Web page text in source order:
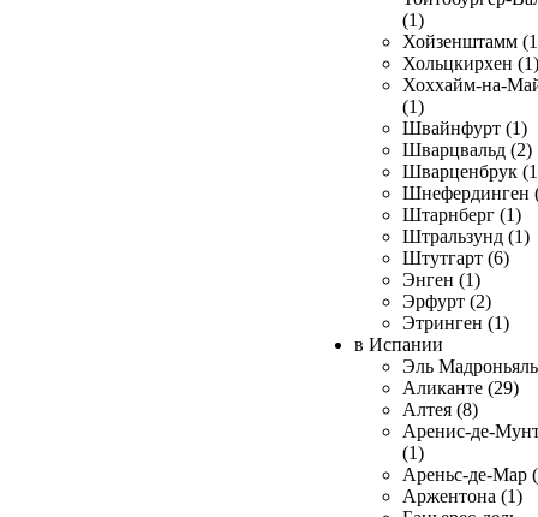
(1)
Хойзенштамм
Хольцкирхен (1)
Хоххайм-на-
(1)
Швайнфурт (1)
Шварцвальд (2)
Шварценбрук
Шнефердинген
Штарнберг (1)
Штральзунд (1)
Штутгарт (6)
Энген (1)
Эрфурт (2)
Этринген (1)
в Испании
Эль
Аликанте (29)
Алтея (8)
Аренис-де-
(1)
Ареньс-де-Мар
Аржентона (1)